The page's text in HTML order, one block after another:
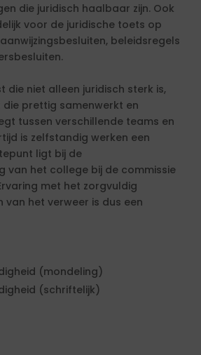
die juridisch haalbaar zijn. Ook
voor de juridische toets op
beleidsregels
die niet alleen juridisch sterk is,
prettig samenwerkt en
tussen verschillende teams en
is zelfstandig werken een
ligt bij de
van het college bij de commissie
met het zorgvuldig
van het verweer is dus een
(mondeling)
(schriftelijk)